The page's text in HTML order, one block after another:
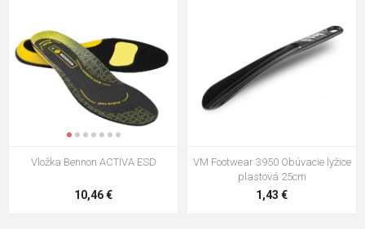
VM Footwear 3009 Vkladacia
5,21 €
VM Footwear 3102 Šnúrky ploché
0,79 €